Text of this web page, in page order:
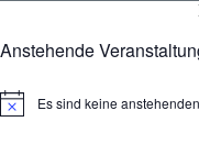
Anstehende
H
Es sind keine